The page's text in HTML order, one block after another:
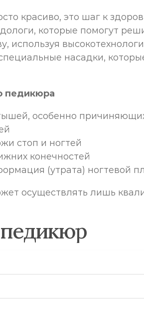
красиво, это шаг к
которые помогут
используя
насадки,
педикюра
особенно
стоп и ногтей
конечностей
(утрата) ногтевой
осуществлять лишь